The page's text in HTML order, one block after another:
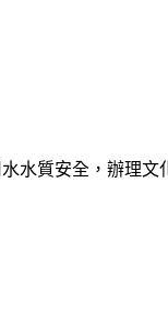
水質安全，辦理